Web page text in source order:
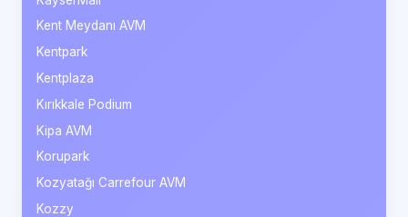
Kent Meydanı AVM
Kentpark
Kentplaza
Kırıkkale Podium
Kipa AVM
Korupark
Kozyatağı Carrefour AVM
Kozzy